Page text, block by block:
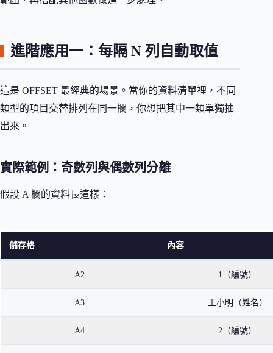
進階應用一：每隔 N 列自動取值
這是 OFFSET 最經典的場景。當你的資料清單裡，不同
類型的項目交替排列在同一欄，你想把其中一類單獨抽
出來。
實際範例：奇數列與偶數列分離
假設 A 欄的資料長這樣：
儲存格 內容
A2 1（編號）
A3 王小明（姓名）
A4 2（編號）